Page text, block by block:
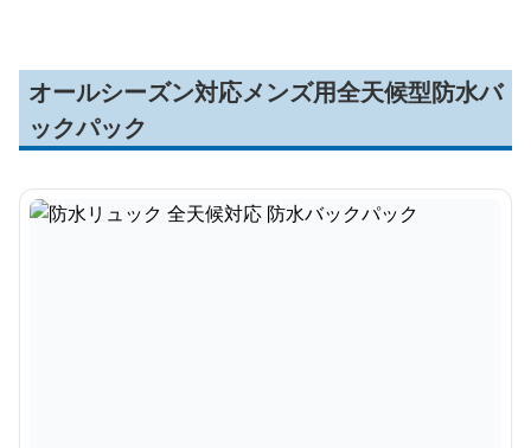
オールシーズン対応メンズ用全天候型防水バ
ックパック